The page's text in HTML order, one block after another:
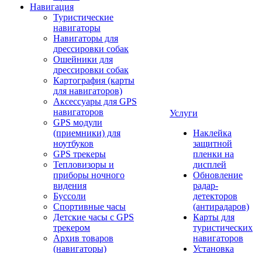
Навигация
Туристические
навигаторы
Навигаторы для
дрессировки собак
Ошейники для
дрессировки собак
Картография (карты
для навигаторов)
Аксессуары для GPS
навигаторов
GPS модули
(приемники) для
ноутбуков
GPS трекеры
Тепловизоры и
приборы ночного
видения
Буссоли
Спортивные часы
Детские часы с GPS
трекером
Архив товаров
(навигаторы)
Услуги
Наклейка
защитной
пленки на
дисплей
Обновление
радар-
детекторов
(антирадаров)
Карты для
туристических
навигаторов
Установка